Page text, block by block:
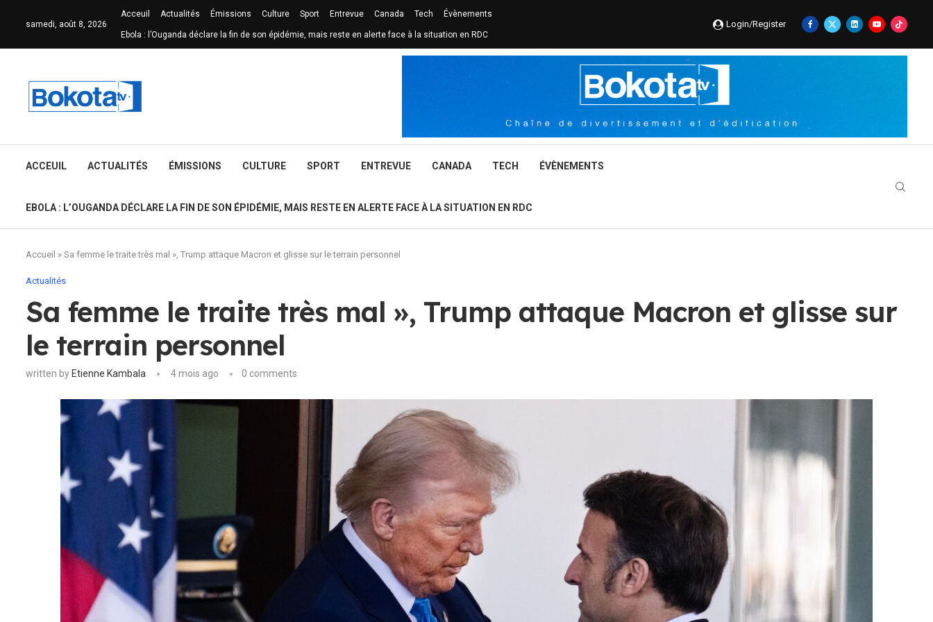
samedi, août 8, 2026
Acceuil Actualités Émissions Culture Sport Entrevue Canada Tech Évènements
Ebola : l’Ouganda déclare la fin de son épidémie, mais reste en alerte face à la situation en RDC
Login/Register
ACCEUIL ACTUALITÉS ÉMISSIONS CULTURE SPORT ENTREVUE CANADA TECH ÉVÈNEMENTS
EBOLA : L’OUGANDA DÉCLARE LA FIN DE SON ÉPIDÉMIE, MAIS RESTE EN ALERTE FACE À LA SITUATION EN RDC
Accueil » Sa femme le traite très mal », Trump attaque Macron et glisse sur le terrain personnel
Actualités
Sa femme le traite très mal », Trump attaque Macron et glisse sur
le terrain personnel
written by Etienne Kambala 4 mois ago 0 comments